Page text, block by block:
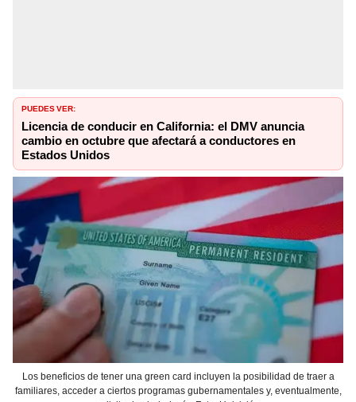
PUEDES VER:
Licencia de conducir en California: el DMV anuncia
cambio en octubre que afectará a conductores en
Estados Unidos
Los beneficios de tener una green card incluyen la posibilidad de traer a
familiares, acceder a ciertos programas gubernamentales y, eventualmente,